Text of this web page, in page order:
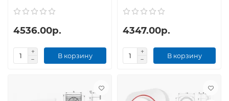
4536.00р.
В корзину
4347.00р.
В корзину